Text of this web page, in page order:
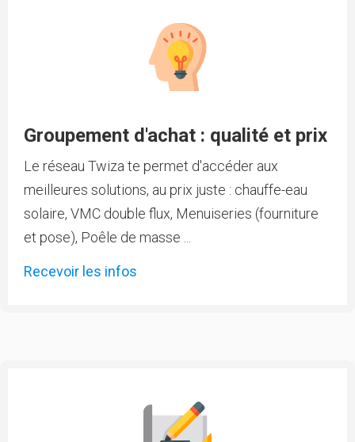
Groupement d'achat : qualité et prix
Le réseau Twiza te permet d'accéder aux
meilleures solutions, au prix juste : chauffe-eau
solaire, VMC double flux, Menuiseries (fourniture
et pose), Poêle de masse ...
Recevoir les infos